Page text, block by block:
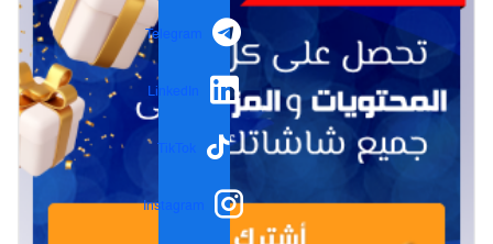
Telegram
LinkedIn
TikTok
Instagram